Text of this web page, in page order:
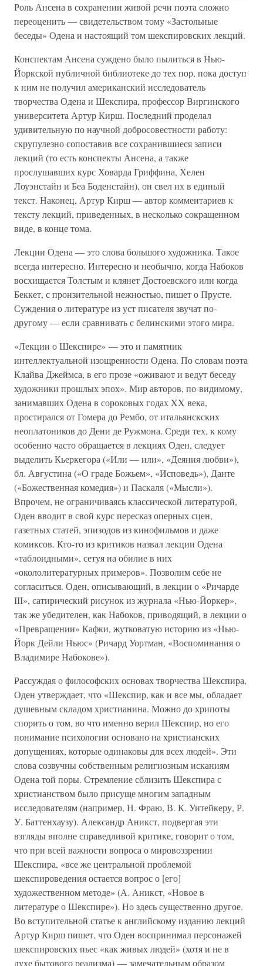
Роль Ансена в сохранении живой речи поэта сложно
переоценить — свидетельством тому «Застольные
беседы» Одена и настоящий том шекспировских лекций.
Конспектам Ансена суждено было пылиться в Нью-
Йоркской публичной библиотеке до тех пор, пока доступ
к ним не получил американский исследователь
творчества Одена и Шекспира, профессор Виргинского
университета Артур Кирш. Последний проделал
удивительную по научной добросовестности работу:
скрупулезно сопоставив все сохранившиеся записи
лекций (то есть конспекты Ансена, а также
прослушавших курс Ховарда Гриффина, Хелен
Лоуэнстайн и Беа Боденстайн), он свел их в единый
текст. Наконец, Артур Кирш — автор комментариев к
тексту лекций, приведенных, в несколько сокращенном
виде, в конце тома.
Лекции Одена — это слова большого художника. Такое
всегда интересно. Интересно и необычно, когда Набоков
восхищается Толстым и клянет Достоевского или когда
Беккет, с пронзительной нежностью, пишет о Прусте.
Суждения о литературе из уст писателя звучат по-
другому — если сравнивать с белинскими этого мира.
«Лекции о Шекспире» — это и памятник
интеллектуальной изощренности Одена. По словам поэта
Клайва Джеймса, в его прозе «оживают и ведут беседу
художники прошлых эпох». Мир авторов, по-видимому,
занимавших Одена в сороковых годах XX века,
простирался от Гомера до Рембо, от итальянскских
неоплатоников до Дени де Ружмона. Среди тех, к кому
особенно часто обращается в лекциях Оден, следует
выделить Кьеркегора («Или — или», «Деяния любви»),
бл. Августина («О граде Божьем», «Исповедь»), Данте
(«Божественная комедия») и Паскаля («Мысли»).
Впрочем, не ограничиваясь классической литературой,
Оден вводит в свой курс пересказ оперных сцен,
газетных статей, эпизодов из кинофильмов и даже
комиксов. Кто-то из критиков назвал лекции Одена
«таблоидными», сетуя на обилие в них
«окололитературных примеров». Позволим себе не
согласиться. Оден, описывающий, в лекции о «Ричарде
III», сатирический рисунок из журнала «Нью-Йоркер»,
так же убедителен, как Набоков, приводящий, в лекции о
«Превращении» Кафки, жутковатую историю из «Нью-
Йорк Дейли Ньюс» (Ричард Уортман, «Воспоминания о
Владимире Набокове»).
Рассуждая о философских основах творчества Шекспира,
Оден утверждает, что «Шекспир, как и все мы, обладает
душевным складом христианина. Можно до хрипоты
спорить о том, во что именно верил Шекспир, но его
понимание психологии основано на христианских
допущениях, которые одинаковы для всех людей». Эти
слова созвучны собственным религиозным исканиям
Одена той поры. Стремление сблизить Шекспира с
христианством было присуще многим западным
исследователям (например, Н. Фраю, В. К. Уитейкеру, Р.
У. Баттенхаузу). Александр Аникст, подвергая эти
взгляды вполне справедливой критике, говорит о том,
что при всей важности вопроса о мировоззрении
Шекспира, «все же центральной проблемой
шекспироведения остается вопрос о [его]
художественном методе» (А. Аникст, «Новое в
литературе о Шекспире»). Но здесь существенно другое.
Во вступительной статье к английскому изданию лекций
Артур Кирш пишет, что Оден воспринимал персонажей
шекспировских пьес «как живых людей» (хотя и не в
духе бытового реализма) — замечательным образом